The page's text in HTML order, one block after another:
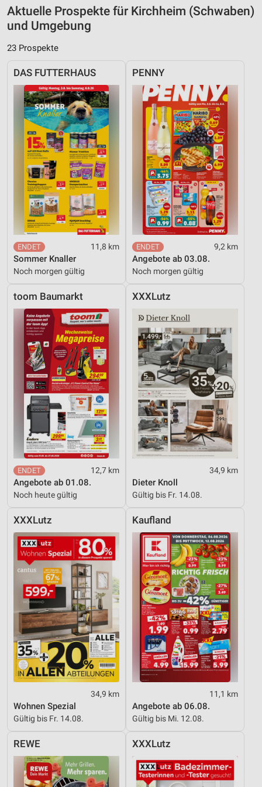
Aktuelle Prospekte für Kirchheim (Schwaben)
und Umgebung
23 Prospekte
DAS FUTTERHAUS
11,8 km
Sommer Knaller
Noch morgen gültig
PENNY
9,2 km
Angebote ab 03.08.
Noch morgen gültig
toom Baumarkt
12,7 km
Angebote ab 01.08.
Noch heute gültig
XXXLutz
34,9 km
Dieter Knoll
Gültig bis Fr. 14.08.
XXXLutz
34,9 km
Wohnen Spezial
Gültig bis Fr. 14.08.
Kaufland
11,1 km
Angebote ab 06.08.
Gültig bis Mi. 12.08.
REWE XXXLutz